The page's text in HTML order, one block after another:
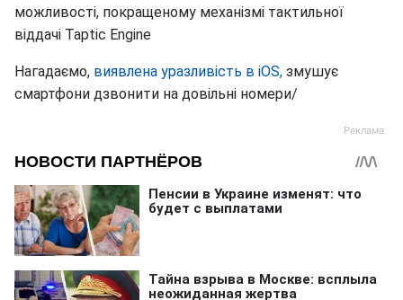
можливості, покращеному механізмі тактильної
віддачі Taptic Engine
Нагадаємо, виявлена уразливість в iOS, змушує
смартфони дзвонити на довільні номери/